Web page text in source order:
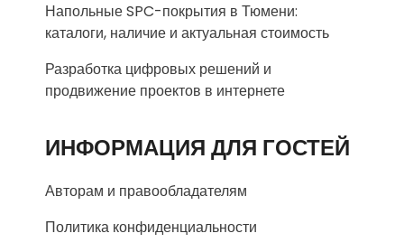
Напольные SPC-покрытия в Тюмени:
каталоги, наличие и актуальная стоимость
Разработка цифровых решений и
продвижение проектов в интернете
ИНФОРМАЦИЯ ДЛЯ ГОСТЕЙ
Авторам и правообладателям
Политика конфиденциальности